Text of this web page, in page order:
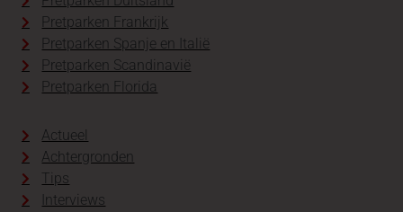
Pretparken Frankrijk
Pretparken Spanje en Italië
Pretparken Scandinavië
Pretparken Florida
Actueel
Achtergronden
Tips
Interviews